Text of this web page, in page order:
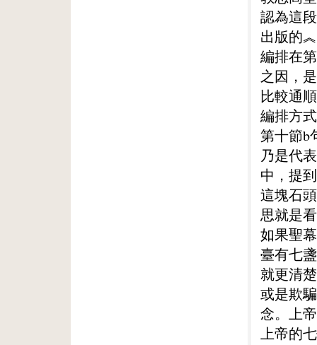
認為這
出版的
編排在
之因，
比較通
編排方
第十節b
乃是代
中，提
這塊石
思就是
如果聖
臺有七
就更清
或是欺
念。上
上帝的